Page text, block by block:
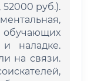
52000 руб.).
наладке.
на связи.